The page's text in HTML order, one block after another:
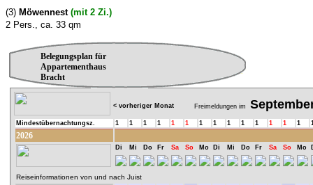
(3) Möwennest (mit 2 Zi.)
2 Pers., ca. 33 qm
Belegungsplan für
Appartementhaus
Bracht
< vorheriger Monat Freimeldungen im
Mindestübernachtungsz. 1 1 1 1 1 1 1 1 1 1 1 1 1 1
2026
Di Mi Do Fr Sa So Mo Di Mi Do Fr Sa So Mo
Reiseinformationen von und nach Juist